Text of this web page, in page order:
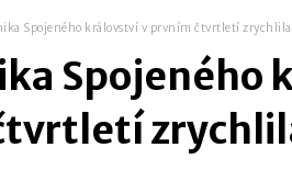
Spojeného království v prvním čtvrtletí zrychlila
Spojeného